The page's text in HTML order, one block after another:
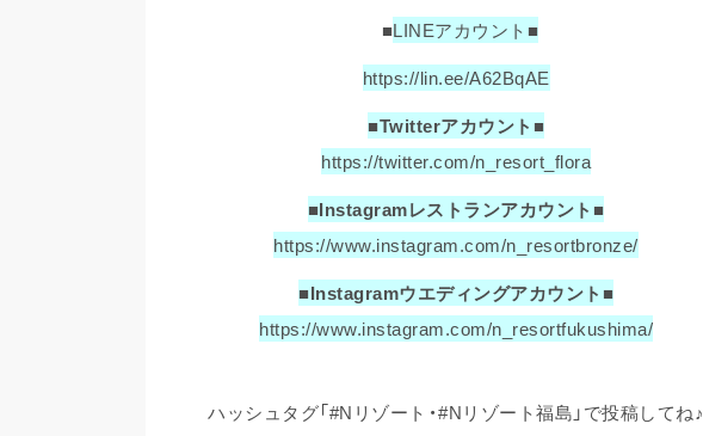
■LINEアカウント■
https://lin.ee/A62BqAE
■Twitterアカウント■
https://twitter.com/n_resort_flora
■Instagramレストランアカウント■
https://www.instagram.com/n_resortbronze/
■Instagramウエディングアカウント■
https://www.instagram.com/n_resortfukushima/
ハッシュタグ「#Nリゾート・#Nリゾート福島」で投稿してね♪